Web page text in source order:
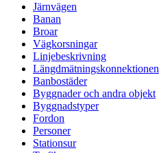
Järnvägen
Banan
Broar
Vägkorsningar
Linjebeskrivning
Längdmätningskonnektionen
Banbostäder
Byggnader och andra objekt
Byggnadstyper
Fordon
Personer
Stationsur